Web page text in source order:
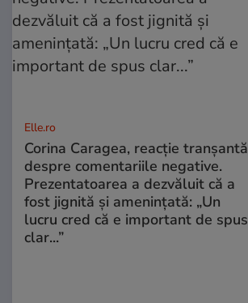
Elle.ro
Corina Caragea, reacție tranșantă
despre comentariile negative.
Prezentatoarea a dezvăluit că a
fost jignită și amenințată: „Un
lucru cred că e important de spus
clar...”